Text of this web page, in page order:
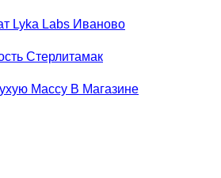
Lyka Labs Иваново
Стерлитамак
Массу В Магазине